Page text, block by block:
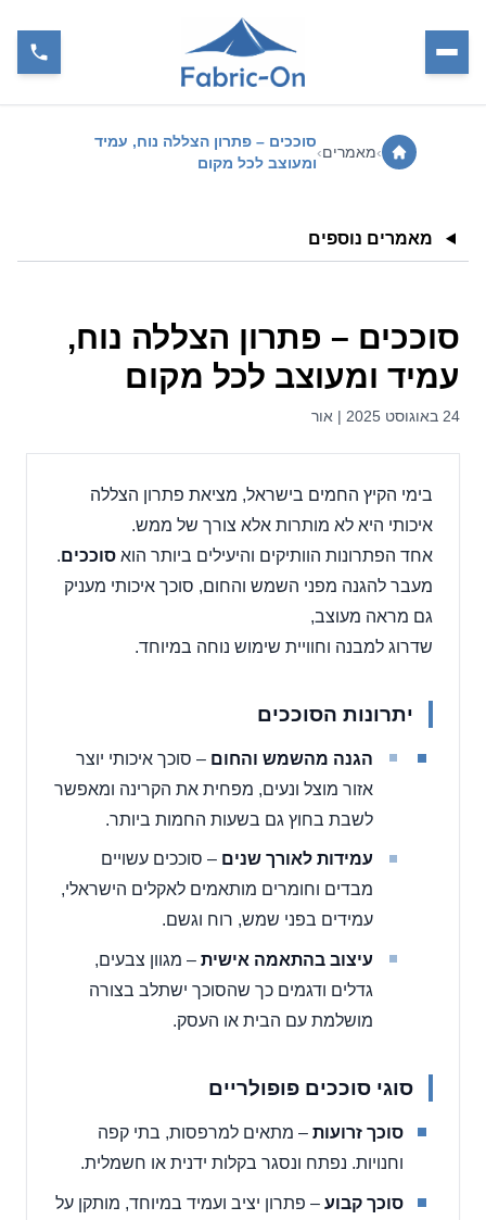
›מאמרים›
סוככים – פתרון הצללה נוח, עמיד
ומעוצב לכל מקום
מאמרים נוספים
סוככים – פתרון הצללה נוח,
עמיד ומעוצב לכל מקום
24 באוגוסט 2025 | אור
בימי הקיץ החמים בישראל, מציאת פתרון הצללה
איכותי היא לא מותרות אלא צורך של ממש.
אחד הפתרונות הוותיקים והיעילים ביותר הואסוככים.
מעבר להגנה מפני השמש והחום, סוכך איכותי מעניק
גם מראה מעוצב,
שדרוג למבנה וחוויית שימוש נוחה במיוחד.
יתרונות הסוככים
הגנה מהשמש והחום – סוכך איכותי יוצר
אזור מוצל ונעים, מפחית את הקרינה ומאפשר
לשבת בחוץ גם בשעות החמות ביותר.
עמידות לאורך שנים – סוככים עשויים
מבדים וחומרים מותאמים לאקלים הישראלי,
עמידים בפני שמש, רוח וגשם.
עיצוב בהתאמה אישית– מגוון צבעים,
גדלים ודגמים כך שהסוכך ישתלב בצורה
מושלמת עם הבית או העסק.
סוגי סוככים פופולריים
סוכך זרועות – מתאים למרפסות, בתי קפה
וחנויות. נפתח ונסגר בקלות ידנית או חשמלית.
סוכך קבוע – פתרון יציב ועמיד במיוחד, מותקן על